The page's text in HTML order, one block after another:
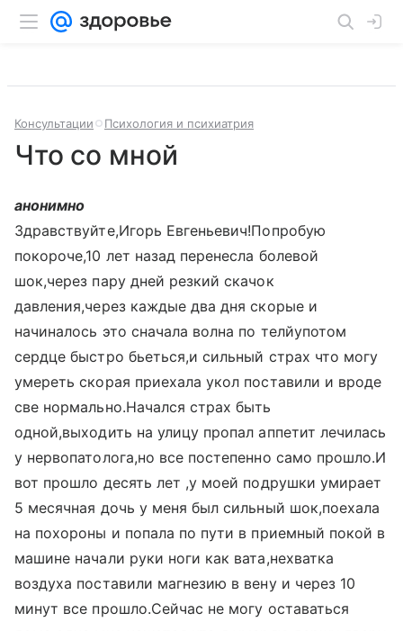
Консультации Психология и психиатрия
Что со мной
анонимно
Здравствуйте,Игорь Евгеньевич!Попробую
покороче,10 лет назад перенесла болевой
шок,через пару дней резкий скачок
давления,через каждые два дня скорые и
начиналось это сначала волна по телйупотом
сердце быстро бьеться,и сильный страх что могу
умереть скорая приехала укол поставили и вроде
све нормально.Начался страх быть
одной,выходить на улицу пропал аппетит лечилась
у нервопатолога,но все постепенно само прошло.И
вот прошло десять лет ,у моей подрушки умирает
5 месячная дочь у меня был сильный шок,поехала
на похороны и попала по пути в приемный покой в
машине начали руки ноги как вата,нехватка
воздуха поставили магнезию в вену и через 10
минут все прошло.Сейчас не могу оставаться